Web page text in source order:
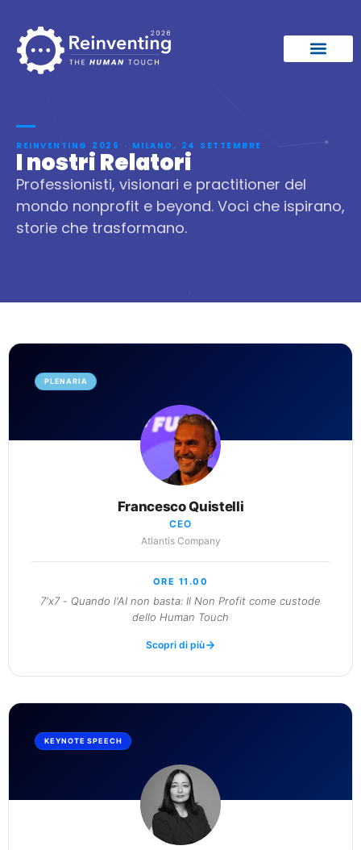
REINVENTING 2026 · MILANO, 24 SETTEMBRE
I nostri Relatori
Professionisti, visionari e practitioner del
mondo nonprofit e beyond. Voci che ispirano,
storie che trasformano.
PLENARIA
Francesco Quistelli
CEO
Atlantis Company
ORE 11.00
7'x7 - Quando l'AI non basta: Il Non Profit come custode
dello Human Touch
Scopri di più
KEYNOTE SPEECH